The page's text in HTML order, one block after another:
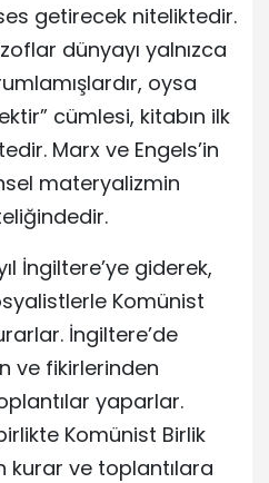
getirecek niteliktedir.
dünyayı yalnızca
oysa
cümlesi, kitabın ilk
Marx ve Engels’in
materyalizmin
İngiltere’ye giderek,
Komünist
İngiltere’de
ve fikirlerinden
yaparlar.
Komünist Birlik
kurar ve toplantılara